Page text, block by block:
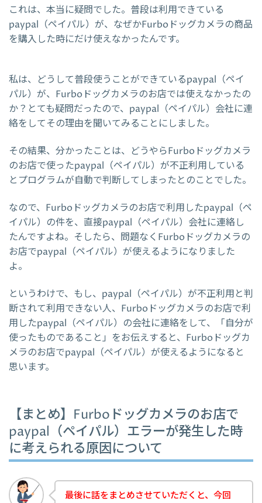
これは、本当に疑問でした。普段は利用できている
paypal（ペイパル）が、なぜかFurboドッグカメラの商品
を購入した時にだけ使えなかったんです。
私は、どうして普段使うことができているpaypal（ペイ
パル）が、Furboドッグカメラのお店では使えなかったの
か？とても疑問だったので、paypal（ペイパル）会社に連
絡をしてその理由を聞いてみることにしました。
その結果、分かったことは、どうやらFurboドッグカメラ
のお店で使ったpaypal（ペイパル）が不正利用している
とプログラムが自動で判断してしまったとのことでした。
なので、Furboドッグカメラのお店で利用したpaypal（ペ
イパル）の件を、直接paypal（ペイパル）会社に連絡し
たんですよね。そしたら、問題なくFurboドッグカメラの
お店でpaypal（ペイパル）が使えるようになりました
よ。
というわけで、もし、paypal（ペイパル）が不正利用と判
断されて利用できない人、Furboドッグカメラのお店で利
用したpaypal（ペイパル）の会社に連絡をして、「自分が
使ったものであること」をお伝えすると、Furboドッグカ
メラのお店でpaypal（ペイパル）が使えるようになると
思います。
【まとめ】Furboドッグカメラのお店で
paypal（ペイパル）エラーが発生した時
に考えられる原因について
最後に話をまとめさせていただくと、今回